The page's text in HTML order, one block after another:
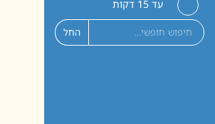
עד 15 דקות
החל